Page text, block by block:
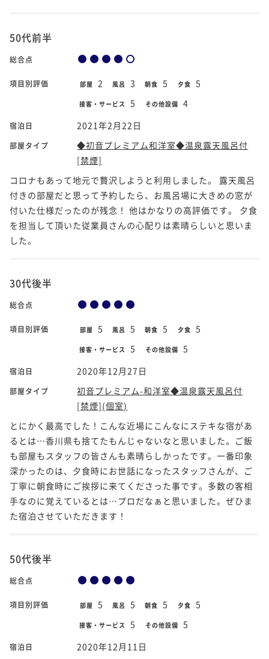
50代前半
総合点
項目別評価 部屋 2 風呂 3 朝食 5 夕食 5
接客・サービス 5 その他設備 4
宿泊日 2021年2月22日
部屋タイプ
◆初音プレミアム和洋室◆温泉露天風呂付
[禁煙]
コロナもあって地元で贅沢しようと利用しました。 露天風呂
付きの部屋だと思って予約したら、お風呂場に大きめの窓が
付いた仕様だったのが残念！ 他はかなりの高評価です。 夕食
を担当して頂いた従業員さんの心配りは素晴らしいと思いま
した。
30代後半
総合点
項目別評価 部屋 5 風呂 5 朝食 5 夕食 5
接客・サービス 5 その他設備 5
宿泊日 2020年12月27日
部屋タイプ
初音プレミアム-和洋室◆温泉露天風呂付
[禁煙](個室)
とにかく最高でした！こんな近場にこんなにステキな宿があ
るとは…香川県も捨てたもんじゃないなと思いました。ご飯
も部屋もスタッフの皆さんも素晴らしかったです。一番印象
深かったのは、夕食時にお世話になったスタッフさんが、ご
丁寧に朝食時にご挨拶に来てくださった事です。多数の客相
手なのに覚えているとは…プロだなぁと思いました。ぜひま
た宿泊させていただきます！
50代後半
総合点
項目別評価 部屋 5 風呂 5 朝食 5 夕食 5
接客・サービス 5 その他設備 5
宿泊日 2020年12月11日